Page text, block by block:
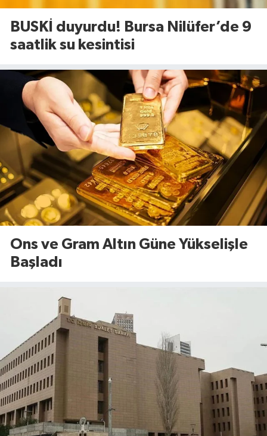
BUSKİ duyurdu! Bursa Nilüfer’de 9
saatlik su kesintisi
Ons ve Gram Altın Güne Yükselişle
Başladı